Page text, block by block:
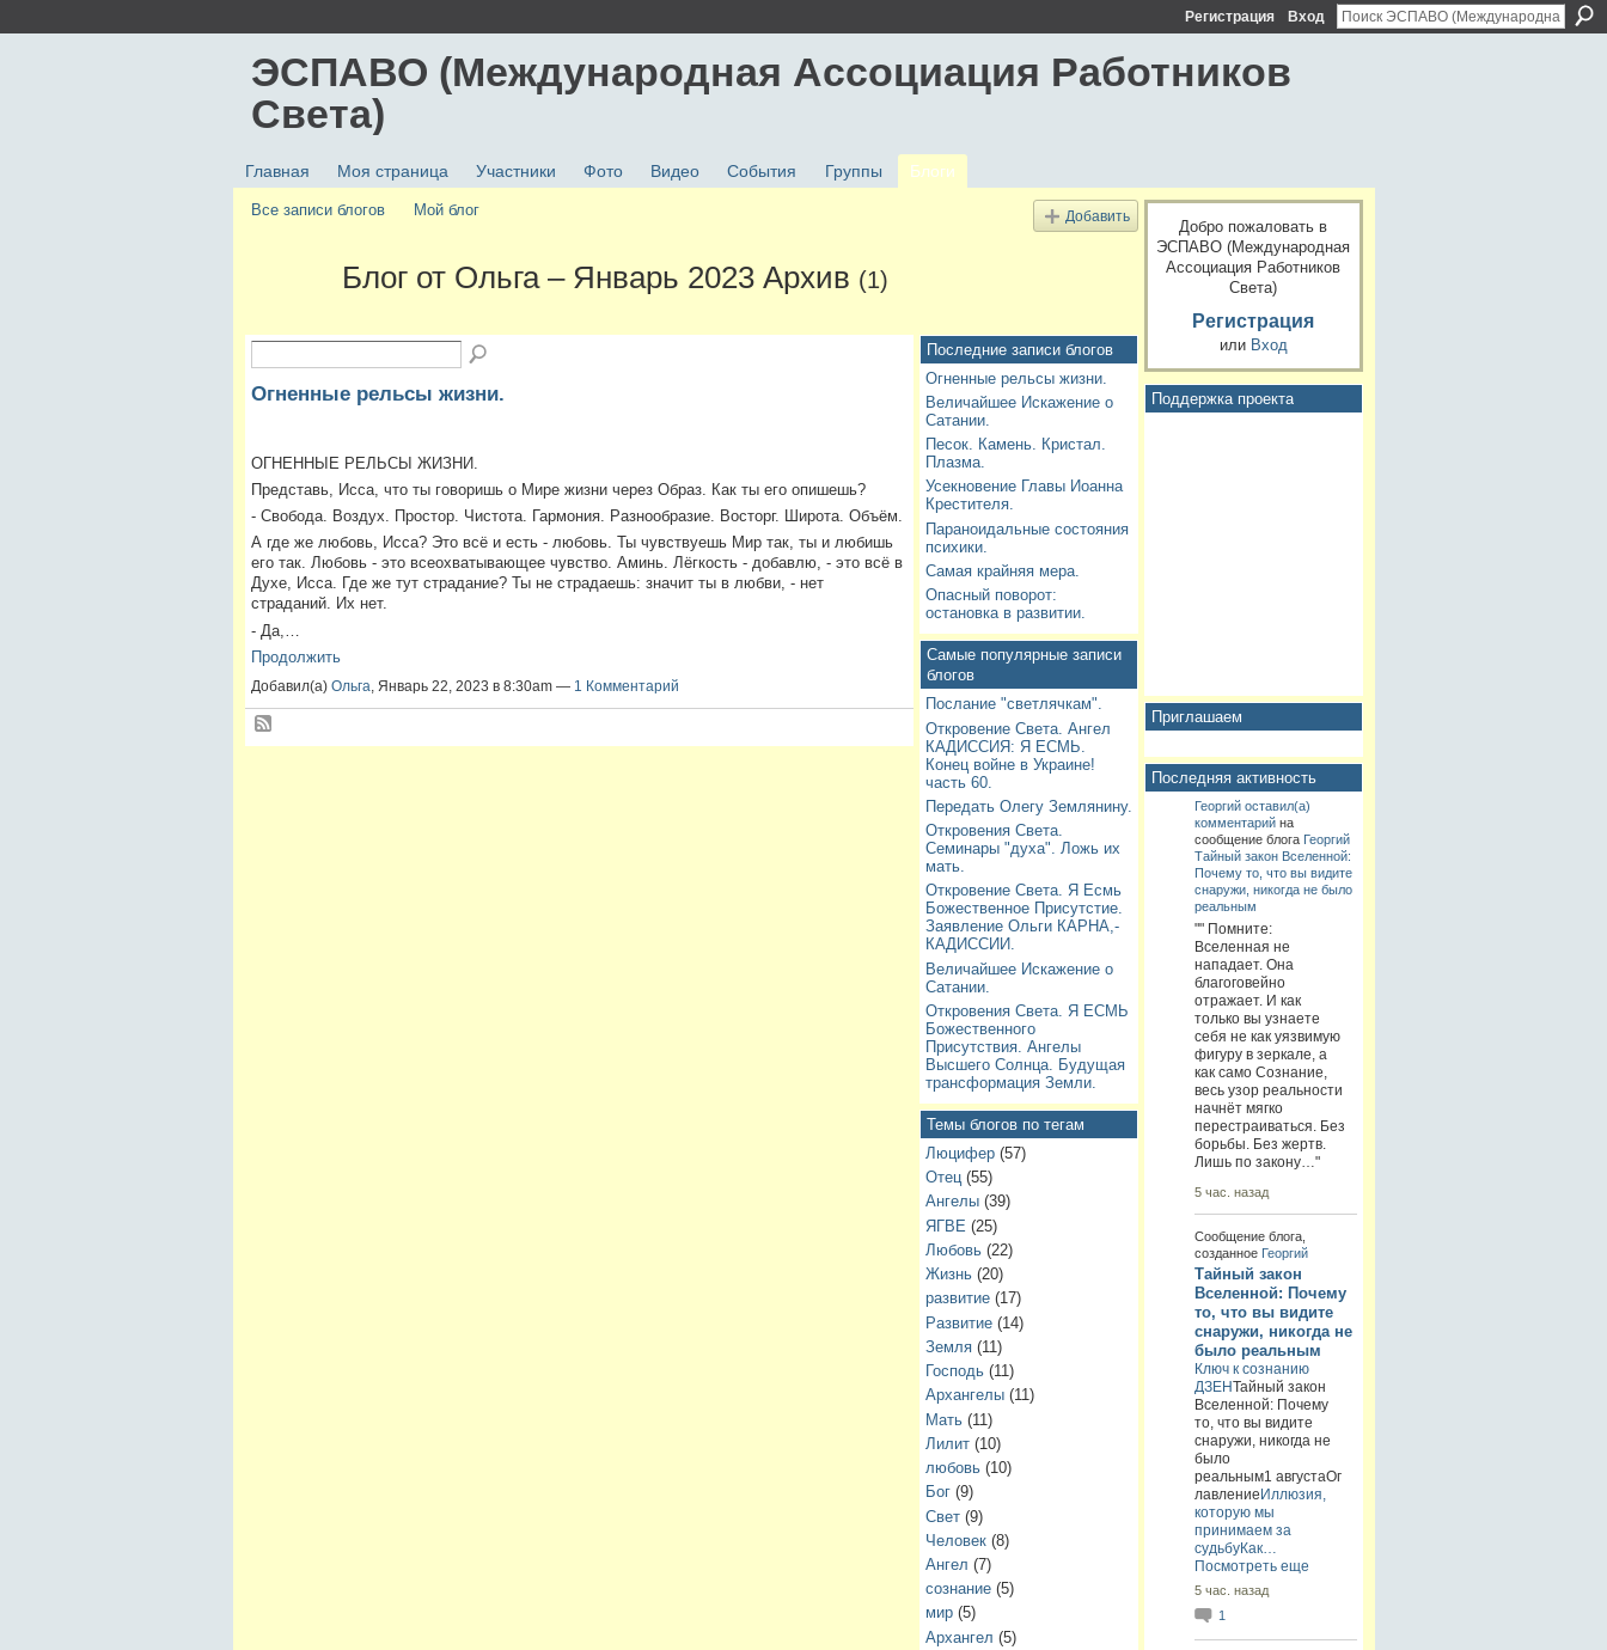
Регистрация Вход
ЭСПАВО (Международная Ассоциация Работников
Света)
Главная Моя страница Участники Фото Видео События Группы Блоги
Все записи блогов Мой блог Добавить
Блог от Ольга – Январь 2023 Архив (1)
Огненные рельсы жизни.
ОГНЕННЫЕ РЕЛЬСЫ ЖИЗНИ.
Представь, Исса, что ты говоришь о Мире жизни через Образ. Как ты его опишешь?
- Свобода. Воздух. Простор. Чистота. Гармония. Разнообразие. Восторг. Широта. Объём.
А где же любовь, Исса? Это всё и есть - любовь. Ты чувствуешь Мир так, ты и любишь
его так. Любовь - это всеохватывающее чувство. Аминь. Лёгкость - добавлю, - это всё в
Духе, Исса. Где же тут страдание? Ты не страдаешь: значит ты в любви, - нет
страданий. Их нет.
- Да,…
Продолжить
Добавил(а) Ольга, Январь 22, 2023 в 8:30am — 1 Комментарий
Последние записи блогов
Огненные рельсы жизни.
Величайшее Искажение о
Сатании.
Песок. Камень. Кристал.
Плазма.
Усекновение Главы Иоанна
Крестителя.
Параноидальные состояния
психики.
Самая крайняя мера.
Опасный поворот:
остановка в развитии.
Самые популярные записи
блогов
Послание "светлячкам".
Откровение Света. Ангел
КАДИССИЯ: Я ЕСМЬ.
Конец войне в Украине!
часть 60.
Передать Олегу Землянину.
Откровения Света.
Семинары "духа". Ложь их
мать.
Откровение Света. Я Есмь
Божественное Присутстие.
Заявление Ольги КАРНА,-
КАДИССИИ.
Величайшее Искажение о
Сатании.
Откровения Света. Я ЕСМЬ
Божественного
Присутствия. Ангелы
Высшего Солнца. Будущая
трансформация Земли.
Темы блогов по тегам
Люцифер(57)
Отец(55)
Ангелы(39)
ЯГВЕ (25)
Любовь(22)
Жизнь(20)
развитие(17)
Развитие(14)
Земля(11)
Господь(11)
Архангелы(11)
Мать(11)
Лилит(10)
любовь(10)
Бог(9)
Свет(9)
Человек(8)
Ангел (7)
сознание(5)
мир(5)
Архангел (5)
Добро пожаловать в
ЭСПАВО (Международная
Ассоциация Работников
Света)
Регистрация
или Вход
Поддержка проекта
Приглашаем
Последняя активность
Георгий оставил(а)
комментарийна
сообщение блога Георгий
Тайный закон Вселенной:
Почему то, что вы видите
снаружи, никогда не было
реальным
"" Помните:
Вселенная не
нападает. Она
благоговейно
отражает. И как
только вы узнаете
себя не как уязвимую
фигуру в зеркале, а
как само Сознание,
весь узор реальности
начнёт мягко
перестраиваться. Без
борьбы. Без жертв.
Лишь по закону…"
5 час. назад
Сообщение блога,
созданное Георгий
Тайный закон
Вселенной: Почему
то, что вы видите
снаружи, никогда не
было реальным
Ключ к сознанию
ДЗЕНТайный закон
Вселенной: Почему
то, что вы видите
снаружи, никогда не
было
реальным1 августаОг
лавлениеИллюзия,
которую мы
принимаем за
судьбуКак…
Посмотреть еще
5 час. назад
1